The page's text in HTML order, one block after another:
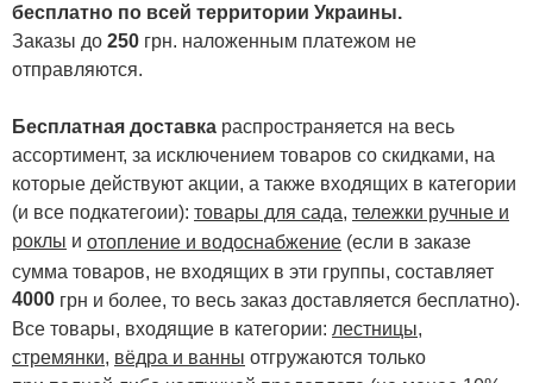
бесплатно по всей территории Украины.
Заказы до 250 грн. наложенным платежом не
отправляются.
Бесплатная доставка распространяется на весь
ассортимент, за исключением товаров со скидками, на
которые действуют акции, а также входящих в категории
(и все подкатегоии): товары для сада, тележки ручные и
роклы и отопление и водоснабжение (если в заказе
сумма товаров, не входящих в эти группы, составляет
4000 грн и более, то весь заказ доставляется бесплатно).
Все товары, входящие в категории: лестницы,
стремянки, вёдра и ванны отгружаются только